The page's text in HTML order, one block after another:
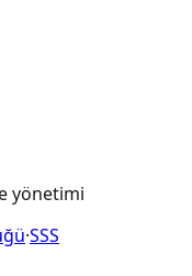
yönetimi
·SSS